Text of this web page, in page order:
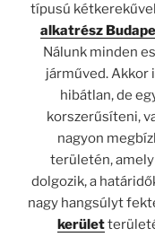
típusú
alkatrész
Nálunk minden
járműved. Akkor
hibátlan, de
korszerűsíteni,
nagyon
területén,
dolgozik, a
nagy hangsúlyt
kerület